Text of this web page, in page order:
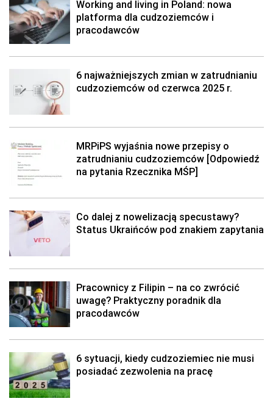
Working and living in Poland: nowa
platforma dla cudzoziemców i
pracodawców
6 najważniejszych zmian w zatrudnianiu
cudzoziemców od czerwca 2025 r.
MRPiPS wyjaśnia nowe przepisy o
zatrudnianiu cudzoziemców [Odpowiedź
na pytania Rzecznika MŚP]
Co dalej z nowelizacją specustawy?
Status Ukraińców pod znakiem zapytania
Pracownicy z Filipin – na co zwrócić
uwagę? Praktyczny poradnik dla
pracodawców
6 sytuacji, kiedy cudzoziemiec nie musi
posiadać zezwolenia na pracę